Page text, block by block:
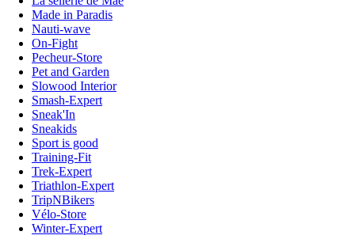
Made in Paradis
Nauti-wave
On-Fight
Pecheur-Store
Pet and Garden
Slowood Interior
Smash-Expert
Sneak'In
Sneakids
Sport is good
Training-Fit
Trek-Expert
Triathlon-Expert
TripNBikers
Vélo-Store
Winter-Expert